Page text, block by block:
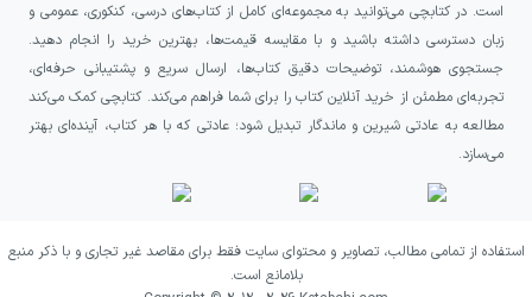
است. در کتابچی می‌توانید به مجموعه‌ای کامل از کتاب‌های درسی، کنکوری، عمومی و
زبان دسترسی داشته باشید و با مقایسه قیمت‌ها، بهترین خرید را انجام دهید.
جستجوی هوشمند، توضیحات دقیق کتاب‌ها، ارسال سریع و پشتیبانی حرفه‌ای،
تجربه‌ای مطمئن از خرید آنلاین کتاب را برای شما فراهم می‌کند. کتابچی کمک می‌کند
مطالعه به عادتی شیرین و ماندگار تبدیل شود؛ عادتی که با هر کتاب، آینده‌ای بهتر
می‌سازد.
استفاده از تمامی مطالب، تصاویر و محتوای سایت فقط برای مقاصد غیر تجاری و با ذکر منبع
بلامانع است.